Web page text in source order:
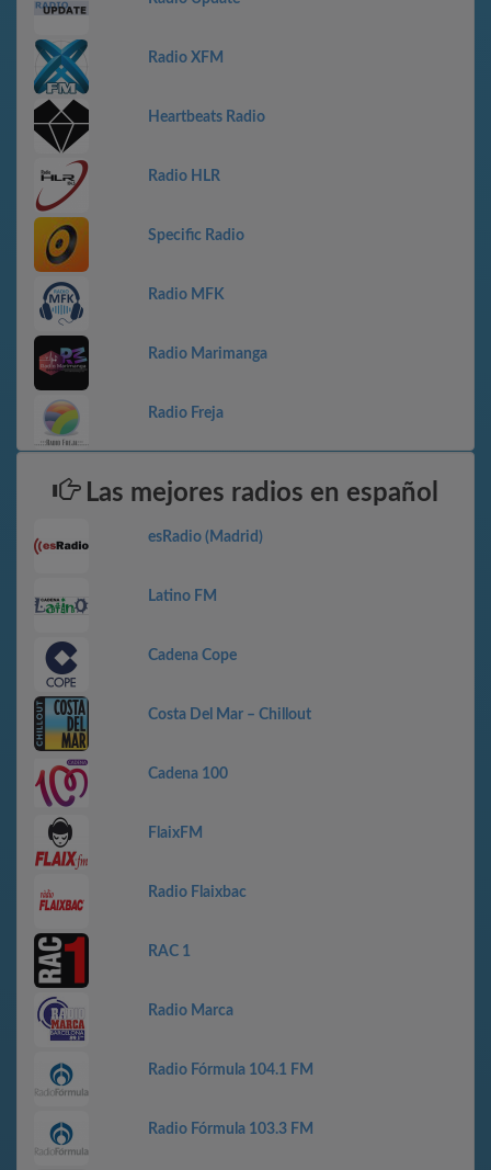
Radio XFM
Heartbeats Radio
Radio HLR
Specific Radio
Radio MFK
Radio Marimanga
Radio Freja
Las mejores radios en español
esRadio (Madrid)
Latino FM
Cadena Cope
Costa Del Mar – Chillout
Cadena 100
FlaixFM
Radio Flaixbac
RAC 1
Radio Marca
Radio Fórmula 104.1 FM
Radio Fórmula 103.3 FM